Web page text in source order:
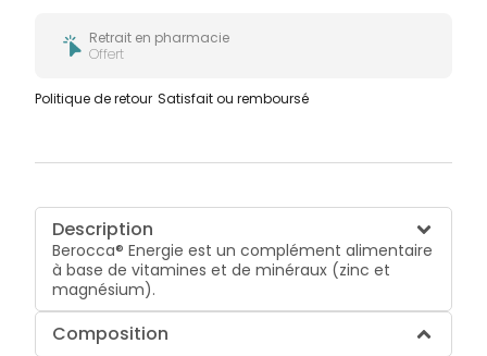
Retrait en pharmacie
Offert
Politique de retour Satisfait ou remboursé
Description
Berocca® Energie est un complément alimentaire
à base de vitamines et de minéraux (zinc et
magnésium).
Composition